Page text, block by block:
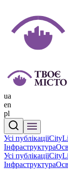
ua
en
pl
Усі публікації
Інфраструктура
Усі публікації
Інфраструктура